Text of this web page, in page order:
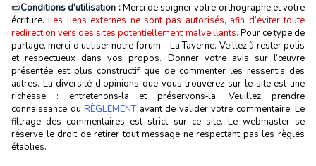
📜Conditions d'utilisation :Merci de soigner votre orthographe et votre
écriture.Les liens externes ne sont pas autorisés, afin d’éviter toute
redirection vers des sites potentiellement malveillants. Pour ce type de
partage, merci d’utiliser notre forum - La Taverne. Veillez à rester polis
et respectueux dans vos propos. Donner votre avis sur l’œuvre
présentée est plus constructif que de commenter les ressentis des
autres. La diversité d’opinions que vous trouverez sur le site est une
richesse : entretenons‑la et préservons‑la. Veuillez prendre
connaissance du RÈGLEMENTavant de valider votre commentaire. Le
filtrage des commentaires est strict sur ce site. Le webmaster se
réserve le droit de retirer tout message ne respectant pas les règles
établies.